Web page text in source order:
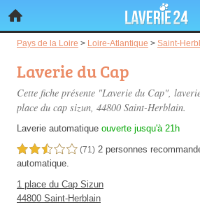
Pays de la Loire > Loire-Atlantique > Saint-
Laverie du Cap
Cette fiche présente "Laverie du Cap",
place du cap sizun, 44800 Saint-Herblain.
Laverie automatique ouverte jusqu'à 21h
2,5 étoiles sur 5 (71) 2 personnes
automatique.
1 place du Cap Sizun
44800 Saint-Herblain